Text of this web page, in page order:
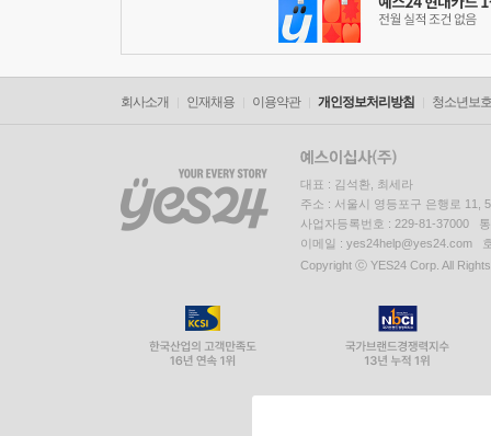
회사소개 인재채용 이용약관 개인정보처리방침 청소년보
대표 : 김석환, 최세라
주소 : 서울시 영등포구 은행로 11,
사업자등록번호 : 229-81-37000
이메일 : yes24help@yes24.com
Copyright ⓒ YES24 Corp. All